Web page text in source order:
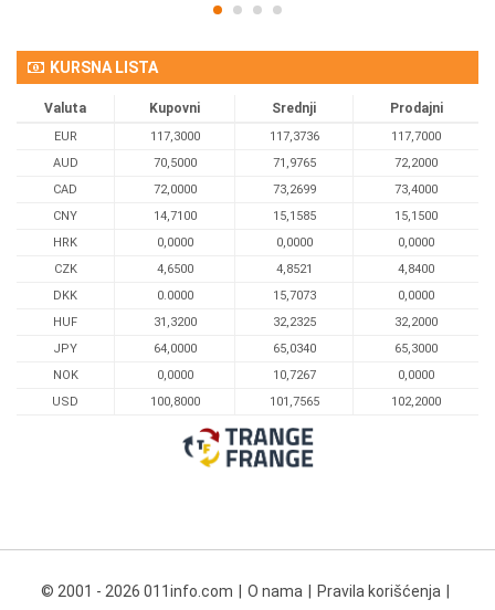
KURSNA LISTA
Valuta Kupovni Srednji Prodajni
EUR 117,3000 117,3736
117,7000
AUD
70,5000 71,9765
72,2000
CAD
72,0000 73,2699
73,4000
CNY
14,7100 15,1585
15,1500
HRK
0,0000 0,0000
0,0000
CZK
4,6500 4,8521
4,8400
DKK
0.0000 15,7073
0,0000
HUF
31,3200 32,2325
32,2000
JPY
64,0000 65,0340
65,3000
NOK
0,0000 10,7267
0,0000
USD
100,8000 101,7565 102,2000
© 2001 - 2026 011info.com O nama Pravila korišćenja